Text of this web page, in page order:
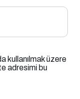
kullanılmak üzere
adresimi bu